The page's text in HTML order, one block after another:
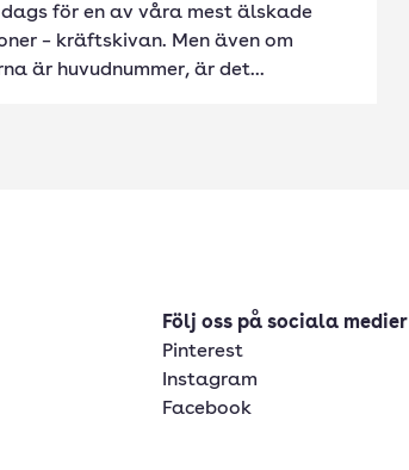
dags för en av våra mest älskade
– kräftskivan. Men även om
är huvudnummer, är det...
Följ oss på sociala medier
Pinterest
Instagram
Facebook